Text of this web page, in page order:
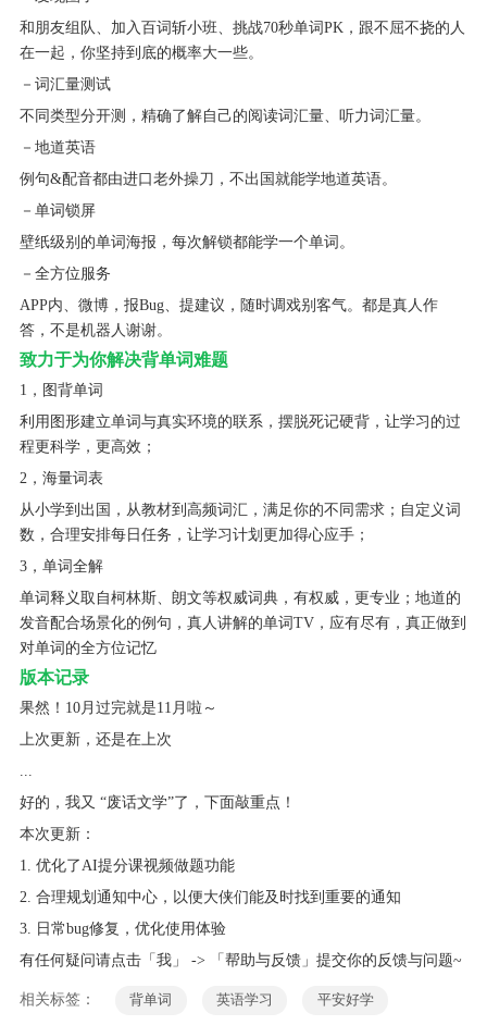
和朋友组队、加入百词斩小班、挑战70秒单词PK，跟不屈不挠的人
在一起，你坚持到底的概率大一些。
－词汇量测试
不同类型分开测，精确了解自己的阅读词汇量、听力词汇量。
－地道英语
例句&配音都由进口老外操刀，不出国就能学地道英语。
－单词锁屏
壁纸级别的单词海报，每次解锁都能学一个单词。
－全方位服务
APP内、微博，报Bug、提建议，随时调戏别客气。都是真人作
答，不是机器人谢谢。
致力于为你解决背单词难题
1，图背单词
利用图形建立单词与真实环境的联系，摆脱死记硬背，让学习的过
程更科学，更高效；
2，海量词表
从小学到出国，从教材到高频词汇，满足你的不同需求；自定义词
数，合理安排每日任务，让学习计划更加得心应手；
3，单词全解
单词释义取自柯林斯、朗文等权威词典，有权威，更专业；地道的
发音配合场景化的例句，真人讲解的单词TV，应有尽有，真正做到
对单词的全方位记忆
版本记录
果然！10月过完就是11月啦～
上次更新，还是在上次
好的，我又 “废话文学”了，下面敲重点！
本次更新：
1. 优化了AI提分课视频做题功能
2. 合理规划通知中心，以便大侠们能及时找到重要的通知
3. 日常bug修复，优化使用体验
有任何疑问请点击「我」 -> 「帮助与反馈」提交你的反馈与问题~
相关标签： 背单词 英语学习 平安好学